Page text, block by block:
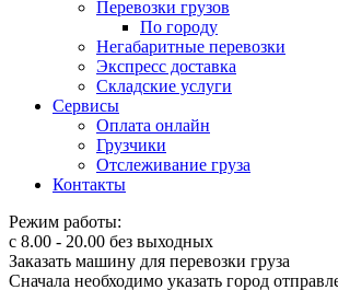
Перевозки грузов
По городу
Негабаритные перевозки
Экспресс доставка
Складские услуги
Сервисы
Оплата онлайн
Грузчики
Отслеживание груза
Контакты
Режим работы:
с 8.00 - 20.00 без выходных
Заказать машину для перевозки груза
Сначала необходимо указать город